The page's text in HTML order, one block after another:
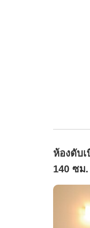
ห้องดับ
140 ซม